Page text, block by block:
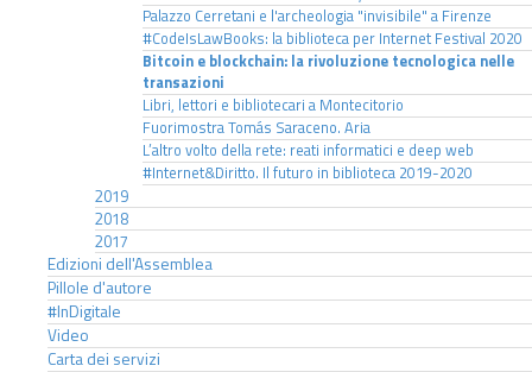
Palazzo Cerretani e l'archeologia "invisibile" a Firenze
#CodeIsLawBooks: la biblioteca per Internet Festival 2020
Bitcoin e blockchain: la rivoluzione tecnologica nelle
transazioni
Libri, lettori e bibliotecari a Montecitorio
Fuorimostra Tomás Saraceno. Aria
L’altro volto della rete: reati informatici e deep web
#Internet&Diritto. Il futuro in biblioteca 2019-2020
2019
2018
2017
Edizioni dell'Assemblea
Pillole d'autore
#InDigitale
Video
Carta dei servizi